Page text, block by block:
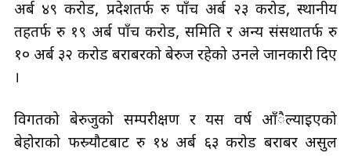
अर्ब ४९ करोड, प्रदेशतर्फ रु पाँच अर्ब २३ करोड, स्थानीय
तहतर्फ रु १९ अर्ब पाँच करोड, समिति र अन्य संसथातर्फ रु
१० अर्ब ३२ करोड बराबरको बेरुज रहेको उनले जानकारी दिए
।
विगतको बेरुजुको सम्परीक्षण र यस वर्ष आँैल्याइएको
बेहोराको फस्र्यौटबाट रु १४ अर्ब ६३ करोड बराबर असुल